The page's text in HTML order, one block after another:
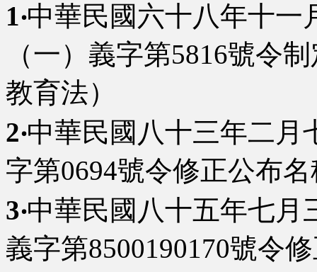
1‧中華民國六十八年十一
（一）義字第5816號令
教育法）
2‧中華民國八十三年二月
字第0694號令修正公布
3‧中華民國八十五年七月
義字第8500190170號令